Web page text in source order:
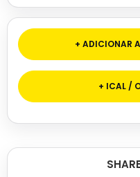
+ ADICIONAR
+ ICAL /